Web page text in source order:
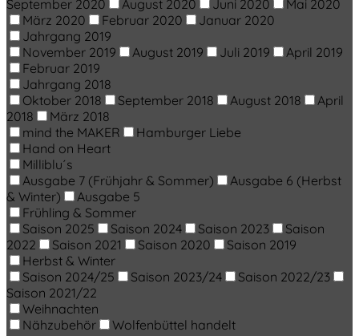
September 2020
August 2020 Juni 2020
Mai 2020
März 2020
Februar 2020
Januar 2020
Jahrgang 2019
November 2019
August 2019 Juli 2019
April 2019
Februar 2019
Jahrgang 2018
Oktober 2018
September 2018 August 2018
April
2018
März 2018
mind the MAKER
Hamburger Liebe
Hand on Heart
Milliblu´s
Ausgabe 7 (Frühjahr & Sommer)
Ausgabe 6 (Herbst
& Winter)
Ausgabe 5
Frühling & Sommer
Saison 2025
Saison 2024 Saison 2023
Saison
2022
Saison 2021 Saison 2020
Saison 2019
Herbst & Winter
Saison 2024/25
Saison 2023/24
Saison 2022/23
Saison 2021/22
Weihnachten
Nähzubehör
Wolfenbüttel handelt